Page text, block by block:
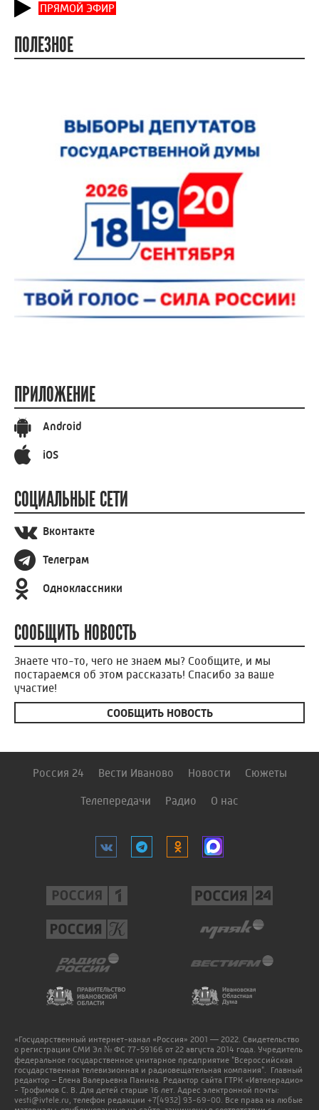
ПРЯМОЙ ЭФИР
ПОЛЕЗНОЕ
ПРИЛОЖЕНИЕ
Android
iOS
СОЦИАЛЬНЫЕ СЕТИ
Вконтакте
Телеграм
Одноклассники
СООБЩИТЬ НОВОСТЬ
Знаете что-то, чего не знаем мы? Сообщите, и мы
постараемся об этом рассказать! Спасибо за ваше
участие!
СООБЩИТЬ НОВОСТЬ
Россия 24 Вести Иваново Новости Сюжеты
Телепередачи Радио О нас
«Государственный интернет-канал «Россия» 2001 — 2022. Свидетельство
о регистрации СМИ Эл № ФС 77-59166 от 22 августа 2014 года. Учредитель
федеральное государственное унитарное предприятие "Всероссийская
государственная телевизионная и радиовещательная компания". Главный
редактор – Елена Валерьевна Панина. Редактор сайта ГТРК «Ивтелерадио»
- Трофимов С. В. Для детей старше 16 лет. Адрес электронной почты:
vesti@ivtele.ru , телефон редакции +7(4932) 93-69-00 . Все права на любые